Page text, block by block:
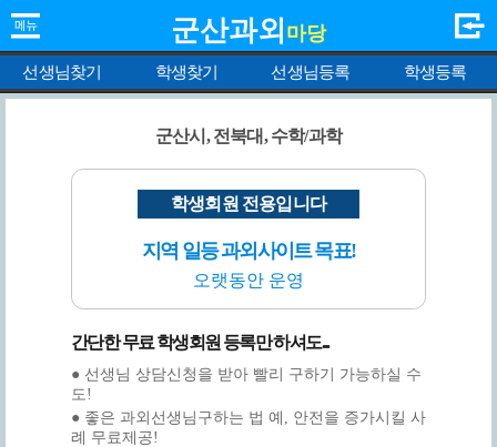
군산과외 마당
선생님찾기 학생찾기 선생님등록 학생등록
군산시, 전북대, 수학/과학
학생회원 전용입니다
지역 일등 과외사이트 목표!
오랫동안 운영
간단한 무료 학생회원 등록만 하셔도...
● 선생님 상담신청을 받아 빨리 구하기 가능하실 수
도!
● 좋은 과외선생님구하는 법 예, 안전을 증가시킬 사
례 무료제공!